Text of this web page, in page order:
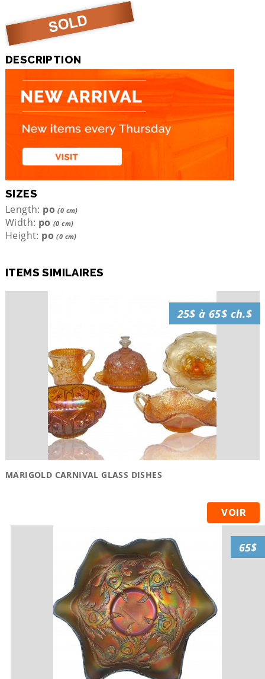
DESCRIPTION
SIZES
Length: po(0 cm)
Width: po (0 cm)
Height: po(0 cm)
ITEMS SIMILAIRES
MARIGOLD CARNIVAL GLASS DISHES
VOIR
25$ à 65$ ch.$
65$